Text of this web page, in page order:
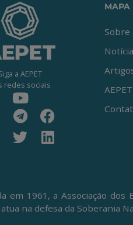
a AEPET
redes sociais
MAPA
Sobre
em 1961, a Associação
atua na defesa da Soberania